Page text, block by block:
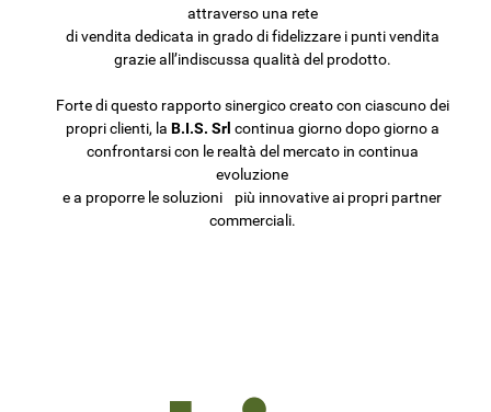
attraverso una rete
di vendita dedicata in grado di fidelizzare i punti vendita
grazie all’indiscussa qualità del prodotto.
Forte di questo rapporto sinergico creato con ciascuno dei
propri clienti, la B.I.S. Srl continua giorno dopo giorno a
confrontarsi con le realtà del mercato in continua
evoluzione
e a proporre le soluzioni più innovative ai propri partner
commerciali.